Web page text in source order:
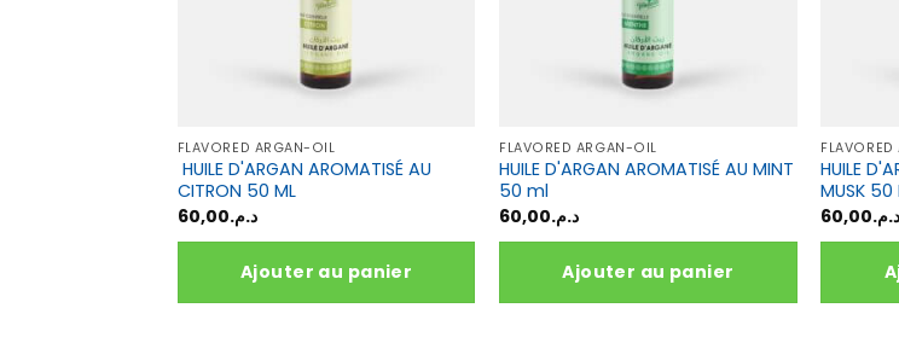
FLAVORED ARGAN-OIL
HUILE D'ARGAN AROMATISÉ AU
CITRON 50 ML
د.م.60,00
Ajouter au panier
FLAVORED ARGAN-OIL
HUILE D'ARGAN AROMATISÉ AU MINT
50 ml
د.م.60,00
Ajouter au panier
HUILE
MUSK 50
د.م.60,00